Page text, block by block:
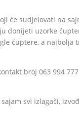
će sudjelovati na
donijeti uzorke
ćuptere, a
broj 063 994
svi izlagači,